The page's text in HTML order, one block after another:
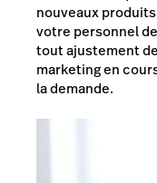
nouveaux
votre personnel
tout ajustement
marketing en
la demande.